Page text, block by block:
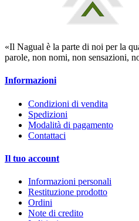
«Il Nagual è la parte di noi per la
parole, non nomi, non sensazioni,
Informazioni
Condizioni di vendita
Spedizioni
Modalità di pagamento
Contattaci
Il tuo account
Informazioni personali
Restituzione prodotto
Ordini
Note di credito